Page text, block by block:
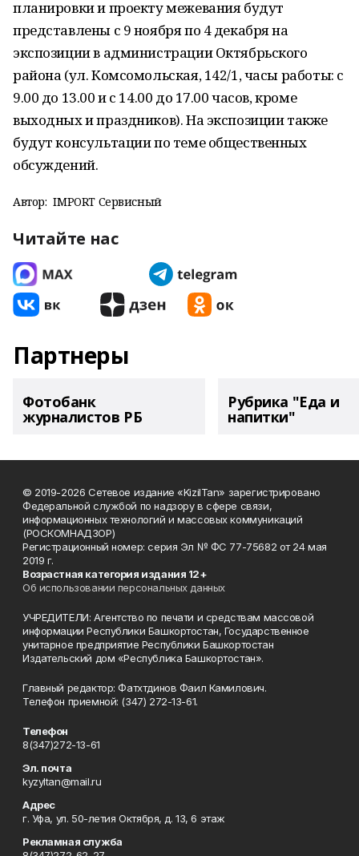
планировки и проекту межевания будут
представлены с 9 ноября по 4 декабря на
экспозиции в администрации Октябрьского
района (ул. Комсомольская, 142/1, часы работы: с
9.00 до 13.00 и с 14.00 до 17.00 часов, кроме
выходных и праздников). На экспозиции также
будут консультации по теме общественных
обсуждений.
Автор: IMPORT Сервисный
Читайте нас
Партнеры
Фотобанк
журналистов РБ
Рубрика "Еда и
напитки"
© 2019-2026 Сетевое издание «KizilTan» зарегистрировано
Федеральной службой по надзору в сфере связи,
информационных технологий и массовых коммуникаций
(РОСКОМНАДЗОР)
Регистрационный номер: серия Эл № ФС 77-75682 от 24 мая
2019 г.
Возрастная категория издания 12+
Об использовании персональных данных
УЧРЕДИТЕЛИ: Агентство по печати и средствам массовой
информации Республики Башкортостан, Государственное
унитарное предприятие Республики Башкортостан
Издательский дом «Республика Башкортостан».
Главный редактор: Фатхтдинов Фаил Камилович.
Телефон приемной: (347) 272-13-61.
Телефон
8(347)272-13-61
Эл. почта
kyzyltan@mail.ru
Адрес
г. Уфа, ул. 50-летия Октября, д. 13, 6 этаж
Рекламная служба